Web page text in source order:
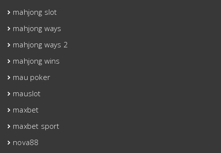
mahjong slot
mahjong ways
mahjong ways 2
mahjong wins
mau poker
mauslot
maxbet
maxbet sport
nova88